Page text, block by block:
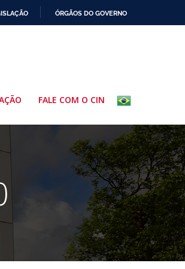
ÓRGÃOS DO GOVERNO
FALE COM O CIN